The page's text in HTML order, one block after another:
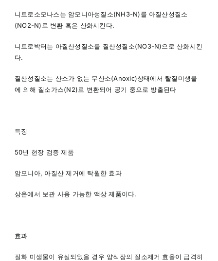
니트로소모나스는 암모니아성질소(NH3-N)를 아질산성질소
(NO2-N)로 변환 혹은 산화시킨다.
니트로박터는 아질산성질소를 질산성질소(NO3-N)으로 산화시킨
다.
질산성질소는 산소가 없는 무산소(Anoxic)상태에서 탈질미생물
에 의해 질소가스(N2)로 변환되어 공기 중으로 방출된다
특징
50년 현장 검증 제품
암모니아, 아질산 제거에 탁월한 효과
상온에서 보관 사용 가능한 액상 제품이다.
효과
질화 미생물이 유실되었을 경우 양식장의 질소제거 효율이 급격히